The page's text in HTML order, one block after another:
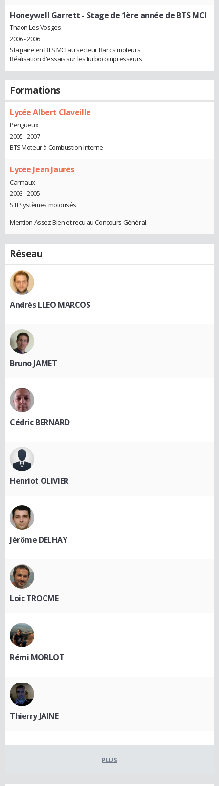
Honeywell Garrett - Stage de 1ère année de BTS MCI
Thaon Les Vosges
2006 - 2006
Stagiaire en BTS MCI au secteur Bancs moteurs.
Réalisation d'essais sur les turbocompresseurs.
Formations
Lycée Albert Claveille
Perigueux
2005 - 2007
BTS Moteur à Combustion Interne
Lycée Jean Jaurès
Carmaux
2003 - 2005
STI Systèmes motorisés
Mention Assez Bien et reçu au Concours Général.
Réseau
Andrés LLEO MARCOS
Bruno JAMET
Cédric BERNARD
Henriot OLIVIER
Jérôme DELHAY
Loic TROCME
Rémi MORLOT
Thierry JAINE
PLUS